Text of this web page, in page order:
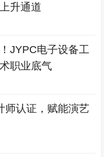
升通道
JYPC电子设备工
职业底气
师认证，赋能演艺